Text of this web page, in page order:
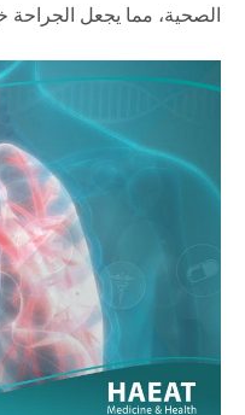
الصحية، مما يجعل الجراحة